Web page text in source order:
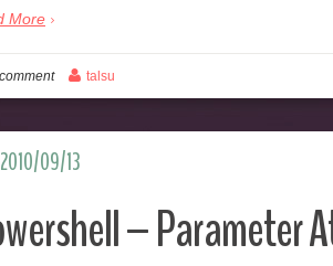
More
talsu
– Parameter
2010/09/13